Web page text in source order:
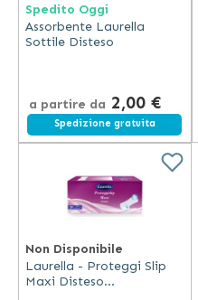
Spedito Oggi
Assorbente Laurella
Sottile Disteso
a partire da 2,00 €
Spedizione gratuita
Non Disponibile
Laurella - Proteggi Slip
Maxi Disteso